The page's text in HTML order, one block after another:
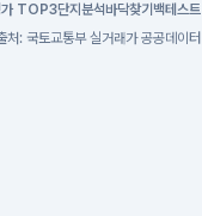
가 TOP3단지분석 바닥찾기 백테스트
처: 국토교통부 실거래가 공공데이터